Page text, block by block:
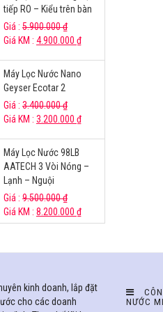
tiếp RO – Kiểu trên bàn
Giá : 5.900.000₫
Giá KM : 4.900.000 ₫
Máy Lọc Nước Nano
Geyser Ecotar 2
Giá : 3.400.000₫
Giá KM : 3.200.000 ₫
Máy Lọc Nước 98LB
AATECH 3 Vòi Nóng –
Lạnh – Nguội
Giá : 9.500.000₫
Giá KM : 8.200.000 ₫
kinh doanh, lắp đặt
cho các doanh
NƯỚC